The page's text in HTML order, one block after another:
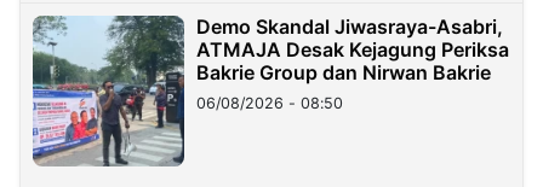
Demo Skandal Jiwasraya-Asabri,
ATMAJA Desak Kejagung Periksa
Bakrie Group dan Nirwan Bakrie
06/08/2026 - 08:50